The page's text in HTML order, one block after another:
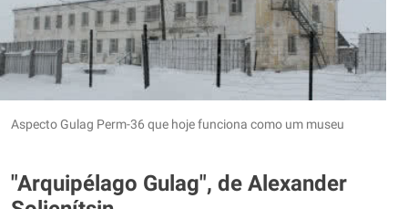
Aspecto Gulag Perm-36 que hoje funciona como um museu
"Arquipélago Gulag", de Alexander